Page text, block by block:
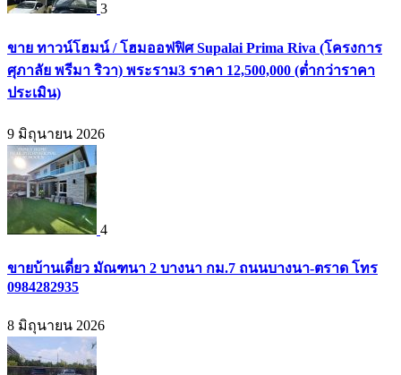
3
ขาย ทาวน์โฮมน์ / โฮมออฟฟิศ Supalai Prima Riva (โครงการ
ศุภาลัย พรีมา ริวา) พระราม3 ราคา 12,500,000 (ต่ำกว่าราคา
ประเมิน)
9 มิถุนายน 2026
4
ขายบ้านเดี่ยว มัณฑนา 2 บางนา กม.7 ถนนบางนา-ตราด โทร
0984282935
8 มิถุนายน 2026